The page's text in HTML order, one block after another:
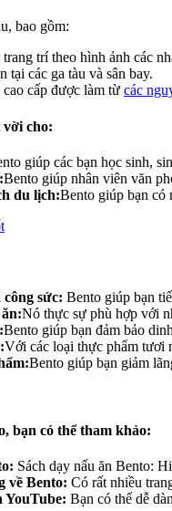
bao gồm:
trí theo hình ảnh các
tại các ga tàu và sân bay.
cao cấp được làm từ các
vời cho:
giúp các bạn học sinh,
Bento giúp nhân viên văn
du lịch:Bento giúp bạn có
sức: Bento giúp bạn
Nó thực sự phù hợp với
Bento giúp bạn đảm bảo
Với các loại thực phẩm tươi
Bento giúp bạn giảm
bạn có thể tham khảo:
Sách dạy nấu ăn Bento:
về Bento: Có rất nhiều
YouTube: Bạn có thể dễ